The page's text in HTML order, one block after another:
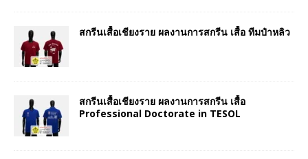
สกรีนเสื้อเชียงราย ผลงานการสกรีน เสื้อ ทีมป๋าหลิว
สกรีนเสื้อเชียงราย ผลงานการสกรีน เสื้อ
Professional Doctorate in TESOL